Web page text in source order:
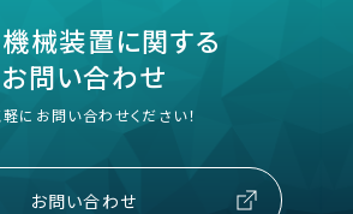
械装置に関する
お問い合わせ
にお問い合わせください！
お問い合わせ